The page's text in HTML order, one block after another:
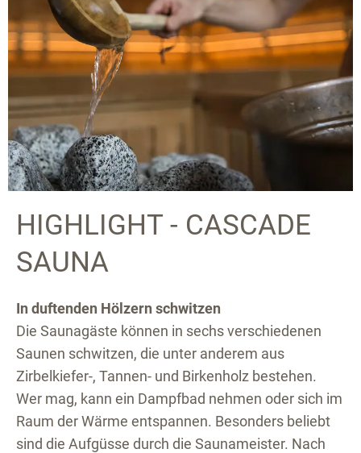
HIGHLIGHT - CASCADE
SAUNA
In duftenden Hölzern schwitzen
Die Saunagäste können in sechs verschiedenen
Saunen schwitzen, die unter anderem aus
Zirbelkiefer-, Tannen- und Birkenholz bestehen.
Wer mag, kann ein Dampfbad nehmen oder sich im
Raum der Wärme entspannen. Besonders beliebt
sind die Aufgüsse durch die Saunameister. Nach